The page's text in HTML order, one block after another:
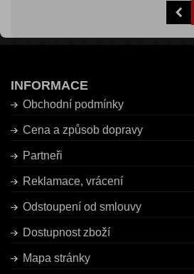
INFORMACE
Obchodní podmínky
Cena a způsob dopravy
Partneři
Reklamace, vrácení
Odstoupení od smlouvy
Dostupnost zboží
Mapa stránky